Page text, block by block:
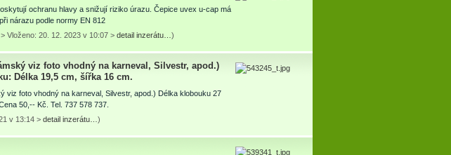
ochranu hlavy a snižují riziko úrazu. Čepice uvex u-cap má
nárazu podle normy EN 812
> Vloženo: 20. 12. 2023 v 10:07 > detail inzerátu… )
viz foto vhodný na karneval, Silvestr, apod.)
Délka 19,5 cm, šířka 16 cm.
viz foto vhodný na karneval, Silvestr, apod.) Délka klobouku 27
50,-- Kč. Tel. 737 578 737.
v 13:14 > detail inzerátu… )